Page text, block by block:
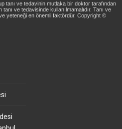
tanı ve tedavinin mutlaka bir doktor tarafından
ve tedavisinde kullanılmamalıdır. Tanı ve
yeteneği en önemli faktördür. Copyright ©